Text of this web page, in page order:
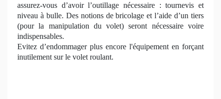
assurez-vous d’avoir l’outillage nécessaire : tournevis et
niveau à bulle. Des notions de bricolage et l’aide d’un tiers
(pour la manipulation du volet) seront nécessaire voire
indispensables.
Evitez d’endommager plus encore l'équipement en forçant
inutilement sur le volet roulant.